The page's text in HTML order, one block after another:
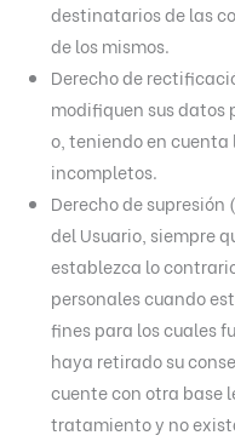
destinatarios de las
de los mismos.
Derecho de
modifiquen sus datos
o, teniendo en
incompletos.
Derecho de supresión
del Usuario, siempre
establezca lo
personales cuando
fines para los cuales
haya retirado su
cuente con otra base
tratamiento y no